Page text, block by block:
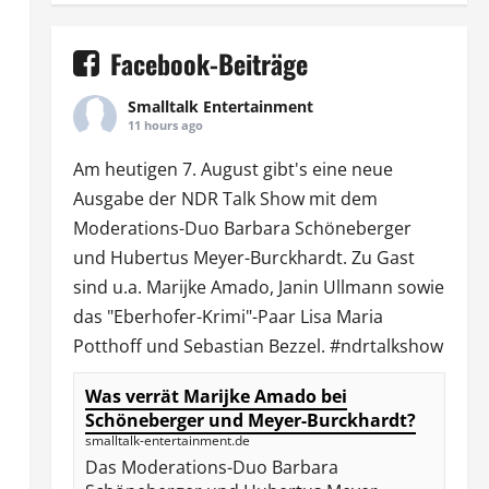
Facebook-Beiträge
Smalltalk Entertainment
11 hours ago
Am heutigen 7. August gibt's eine neue
Ausgabe der NDR Talk Showmit dem
Moderations-Duo Barbara Schöneberger
und Hubertus Meyer-Burckhardt. Zu Gast
sind u.a. Marijke Amado, Janin Ullmann sowie
das "Eberhofer-Krimi"-Paar Lisa Maria
Potthoff und Sebastian Bezzel. #ndrtalkshow
Was verrät Marijke Amado bei
Schöneberger und Meyer-Burckhardt?
smalltalk-entertainment.de
Das Moderations-Duo Barbara